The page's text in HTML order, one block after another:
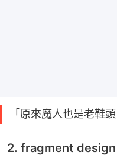
「原來魔人也是老鞋頭
2. fragment